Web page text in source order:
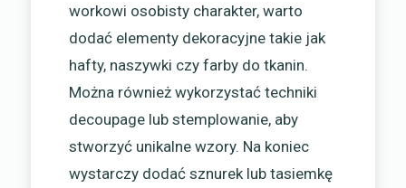
workowi osobisty charakter, warto
dodać elementy dekoracyjne takie jak
hafty, naszywki czy farby do tkanin.
Można również wykorzystać techniki
decoupage lub stemplowanie, aby
stworzyć unikalne wzory. Na koniec
wystarczy dodać sznurek lub tasiemkę